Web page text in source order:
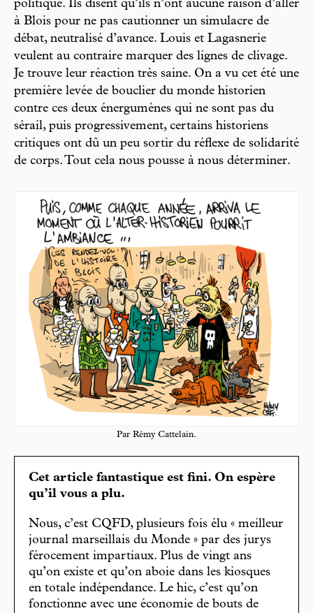
politique. Ils disent qu’ils n’ont aucune raison d’aller
à Blois pour ne pas cautionner un simulacre de
débat, neutralisé d’avance. Louis et Lagasnerie
veulent au contraire marquer des lignes de clivage.
Je trouve leur réaction très saine. On a vu cet été une
première levée de bouclier du monde historien
contre ces deux énergumènes qui ne sont pas du
sérail, puis progressivement, certains historiens
critiques ont dû un peu sortir du réflexe de solidarité
de corps. Tout cela nous pousse à nous déterminer.
Par Rémy Cattelain.
Cet article fantastique est fini. On espère
qu’il vous a plu.
Nous, c’est CQFD, plusieurs fois élu « meilleur
journal marseillais du Monde » par des jurys
férocement impartiaux. Plus de vingt ans
qu’on existe et qu’on aboie dans les kiosques
en totale indépendance. Le hic, c’est qu’on
fonctionne avec une économie de bouts de